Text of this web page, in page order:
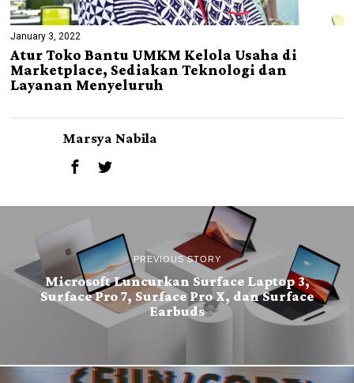
January 3, 2022
Atur Toko Bantu UMKM Kelola Usaha di
Marketplace, Sediakan Teknologi dan
Layanan Menyeluruh
Marsya Nabila
PREVIOUS STORY
Microsoft Luncurkan Surface Laptop 3,
Surface Pro 7, Surface Pro X, dan Surface
Earbuds